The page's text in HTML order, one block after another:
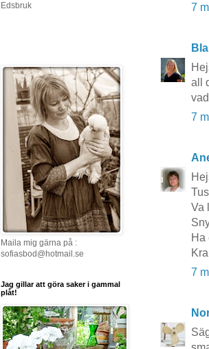
7
all
7
Va
Ha
7
Edsbruk
Maila mig gärna på :
sofiasbod@hotmail.se
Jag gillar att göra saker i gammal
plåt!